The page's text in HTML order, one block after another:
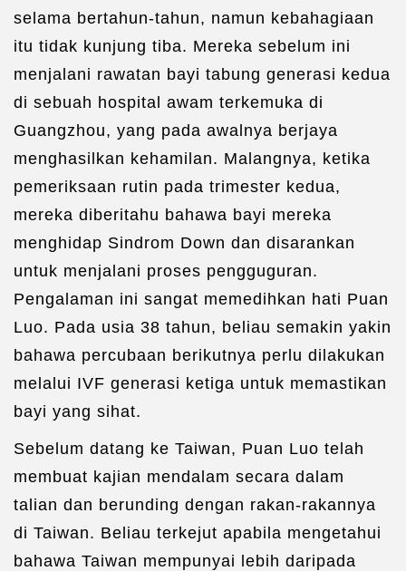
selama bertahun-tahun, namun kebahagiaan
itu tidak kunjung tiba. Mereka sebelum ini
menjalani rawatan bayi tabung generasi kedua
di sebuah hospital awam terkemuka di
Guangzhou, yang pada awalnya berjaya
menghasilkan kehamilan. Malangnya, ketika
pemeriksaan rutin pada trimester kedua,
mereka diberitahu bahawa bayi mereka
menghidap Sindrom Down dan disarankan
untuk menjalani proses pengguguran.
Pengalaman ini sangat memedihkan hati Puan
Luo. Pada usia 38 tahun, beliau semakin yakin
bahawa percubaan berikutnya perlu dilakukan
melalui IVF generasi ketiga untuk memastikan
bayi yang sihat.
Sebelum datang ke Taiwan, Puan Luo telah
membuat kajian mendalam secara dalam
talian dan berunding dengan rakan-rakannya
di Taiwan. Beliau terkejut apabila mengetahui
bahawa Taiwan mempunyai lebih daripada